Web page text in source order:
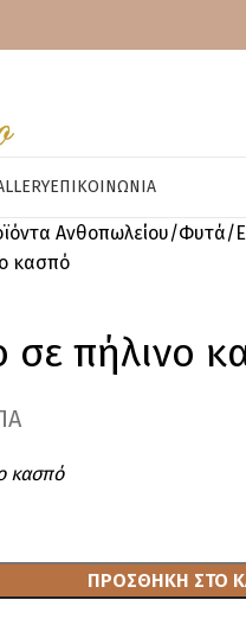
ΕΠΙΚΟΙΝΩΝΊΑ
Ανθοπωλείου Φυτά
κασπό
σε πήλινο
κασπό
ΠΡΟΣΘΉΚΗ ΣΤΟ